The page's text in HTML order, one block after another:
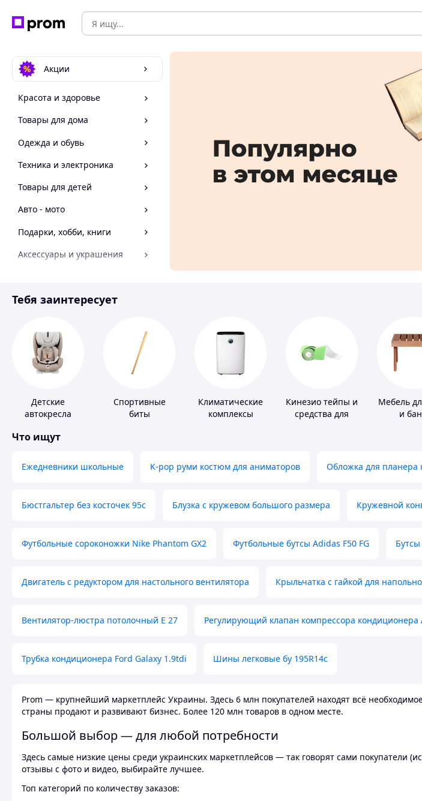
Акции
Красота и здоровье
Товары для дома
Одежда и обувь
Техника и электроника
Товары для детей
Авто - мото
Подарки, хобби, книги
Аксессуары и украшения
Спорт и отдых
Тебя заинтересует
Детские
автокресла
Спортивные
биты
Климатические
комплексы
Кинезио тейпы и
средства для
Мебель
и
Что ищут
Ежедневники школьные K-pop руми костюм для аниматоров Обложка для планера
Бюстгальтер без косточек 95с Блузка с кружевом большого размера Кружевной
Футбольные сороконожки Nike Phantom GX2 Футбольные бутсы Adidas F50 FG
Двигатель с редуктором для настольного вентилятора Крыльчатка с гайкой для
Вентилятор-люстра потолочный E 27 Регулирующий клапан компрессора кондиционера
Трубка кондиционера Ford Galaxy 1.9tdi Шины легковые бу 195R14c
Prom — крупнейший маркетплейс Украины. Здесь 6 млн покупателей находят всё
страны продают и развивают бизнес. Более 120 млн товаров в одном месте.
Большой выбор — для любой потребности
Здесь самые низкие цены среди украинских маркетплейсов — так говорят сами покупатели
отзывы с фото и видео, выбирайте лучшее.
Топ категорий по количеству заказов: